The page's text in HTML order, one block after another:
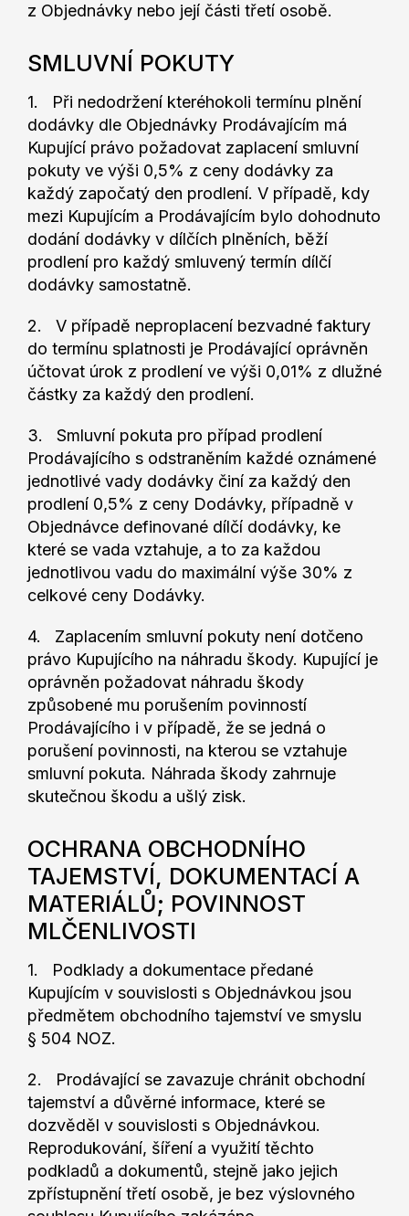
z Objednávky nebo její části třetí osobě.
SMLUVNÍ POKUTY
1. Při nedodržení kteréhokoli termínu plnění
dodávky dle Objednávky Prodávajícím má
Kupující právo požadovat zaplacení smluvní
pokuty ve výši 0,5% z ceny dodávky za
každý započatý den prodlení. V případě, kdy
mezi Kupujícím a Prodávajícím bylo dohodnuto
dodání dodávky v dílčích plněních, běží
prodlení pro každý smluvený termín dílčí
dodávky samostatně.
2. V případě neproplacení bezvadné faktury
do termínu splatnosti je Prodávající oprávněn
účtovat úrok z prodlení ve výši 0,01% z dlužné
částky za každý den prodlení.
3. Smluvní pokuta pro případ prodlení
Prodávajícího s odstraněním každé oznámené
jednotlivé vady dodávky činí za každý den
prodlení 0,5% z ceny Dodávky, případně v
Objednávce definované dílčí dodávky, ke
které se vada vztahuje, a to za každou
jednotlivou vadu do maximální výše 30% z
celkové ceny Dodávky.
4. Zaplacením smluvní pokuty není dotčeno
právo Kupujícího na náhradu škody. Kupující je
oprávněn požadovat náhradu škody
způsobené mu porušením povinností
Prodávajícího i v případě, že se jedná o
porušení povinnosti, na kterou se vztahuje
smluvní pokuta. Náhrada škody zahrnuje
skutečnou škodu a ušlý zisk.
OCHRANA OBCHODNÍHO
TAJEMSTVÍ, DOKUMENTACÍ A
MATERIÁLŮ; POVINNOST
MLČENLIVOSTI
1. Podklady a dokumentace předané
Kupujícím v souvislosti s Objednávkou jsou
předmětem obchodního tajemství ve smyslu
§ 504 NOZ.
2. Prodávající se zavazuje chránit obchodní
tajemství a důvěrné informace, které se
dozvěděl v souvislosti s Objednávkou.
Reprodukování, šíření a využití těchto
podkladů a dokumentů, stejně jako jejich
zpřístupnění třetí osobě, je bez výslovného